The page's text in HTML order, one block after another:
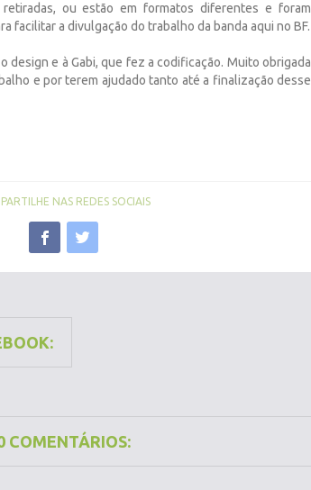
ou estão em formatos diferentes e foram
facilitar a divulgação do trabalho da banda aqui no BF.
design e à Gabi, que fez a codificação. Muito obrigada
e por terem ajudado tanto até a finalização desse
NAS REDES SOCIAIS
COMENTÁRIOS: